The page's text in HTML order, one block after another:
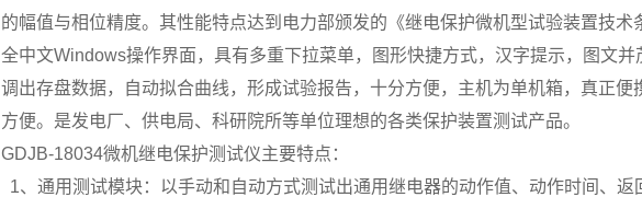
的幅值与相位精度。其性能特点达到电力部颁发的《继电保护微机型试验装置技术
全中文Windows操作界面，具有多重下拉菜单，图形快捷方式，汉字提示，图文
调出存盘数据，自动拟合曲线，形成试验报告，十分方便，主机为单机箱，真正
方便。是发电厂、供电局、科研院所等单位理想的各类保护装置测试产品。
GDJB-18034微机继电保护测试仪主要特点：
1、通用测试模块：以手动和自动方式测试出通用继电器的动作值、动作时间、